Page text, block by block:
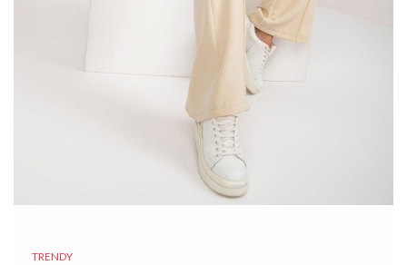
TRENDY